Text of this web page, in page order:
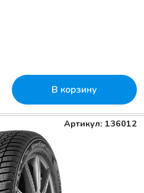
В корзину
Артикул: 136012